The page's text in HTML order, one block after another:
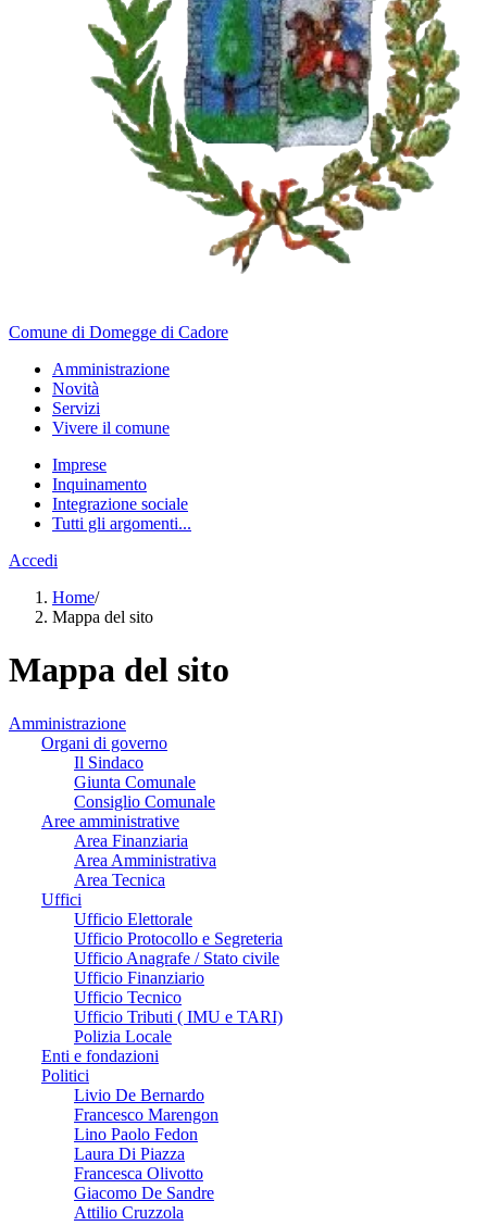
Comune di Domegge di Cadore
Amministrazione
Novità
Servizi
Vivere il comune
Imprese
Inquinamento
Integrazione sociale
Tutti gli argomenti...
Accedi
Home/
Mappa del sito
Mappa del sito
Amministrazione
Organi di governo
Il Sindaco
Giunta Comunale
Consiglio Comunale
Aree amministrative
Area Finanziaria
Area Amministrativa
Area Tecnica
Uffici
Ufficio Elettorale
Ufficio Protocollo e Segreteria
Ufficio Anagrafe / Stato civile
Ufficio Finanziario
Ufficio Tecnico
Ufficio Tributi ( IMU e TARI)
Polizia Locale
Enti e fondazioni
Politici
Livio De Bernardo
Francesco Marengon
Lino Paolo Fedon
Laura Di Piazza
Francesca Olivotto
Giacomo De Sandre
Attilio Cruzzola